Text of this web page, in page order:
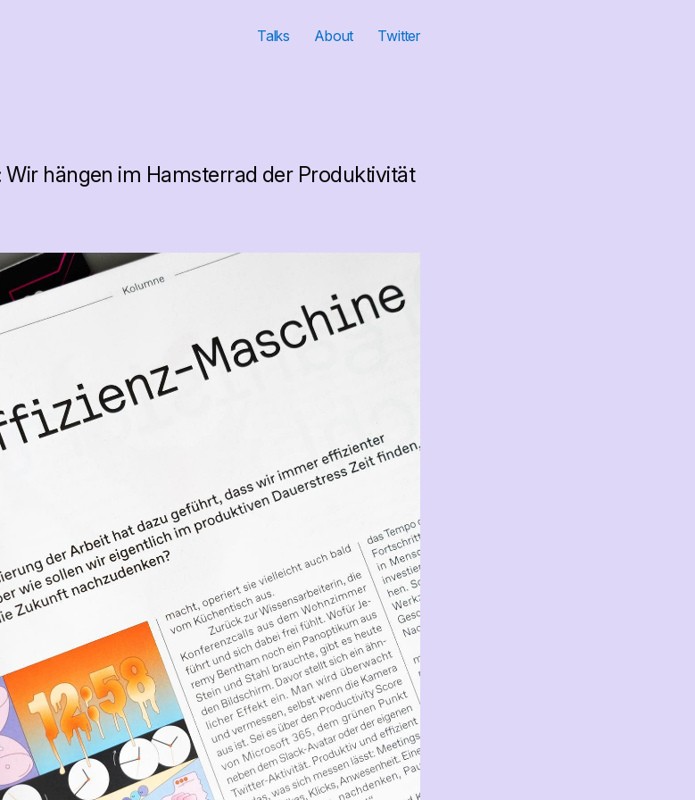
Talks About Twitter
Wir hängen im Hamsterrad der Produktivität